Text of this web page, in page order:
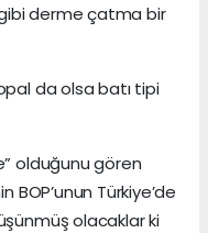
derme çatma bir
da olsa batı tipi
olduğunu gören
BOP’unun Türkiye’de
olacaklar ki